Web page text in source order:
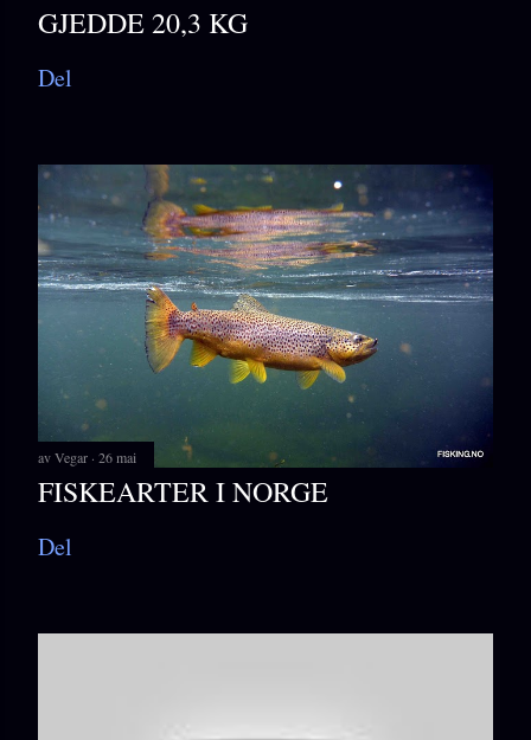
GJEDDE 20,3 KG
Del
avVegar 26 mai
FISKEARTER I NORGE
Del